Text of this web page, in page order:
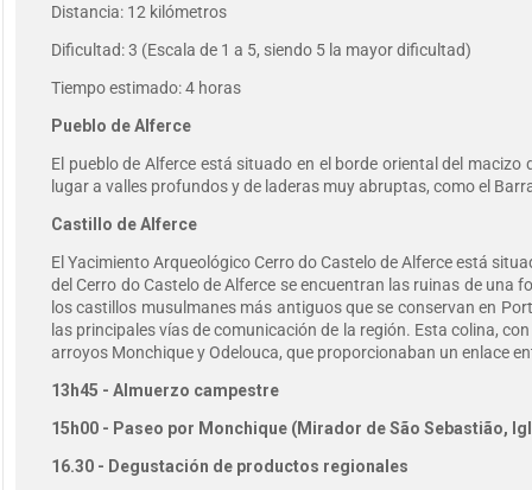
Distancia: 12 kilómetros
Dificultad: 3 (Escala de 1 a 5, siendo 5 la mayor dificultad)
Tiempo estimado: 4 horas
Pueblo de Alferce
El pueblo de Alferce está situado en el borde oriental del
lugar a valles profundos y de laderas muy abruptas, como el
Castillo de Alferce
El Yacimiento Arqueológico Cerro do Castelo de Alferce está
del Cerro do Castelo de Alferce se encuentran las ruinas de
los castillos musulmanes más antiguos que se conservan en
las principales vías de comunicación de la región. Esta colina,
arroyos Monchique y Odelouca, que proporcionaban un enlace
13h45 - Almuerzo campestre
15h00 - Paseo por Monchique (Mirador de São Sebastião,
16.30 - Degustación de productos regionales